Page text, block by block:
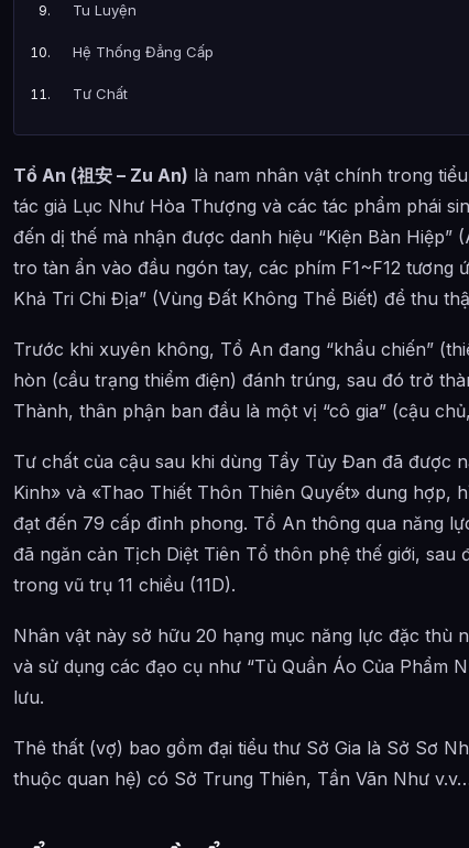
Tu Luyện
Hệ Thống Đẳng Cấp
Tư Chất
Công Pháp Tu Luyện:
Vật Phẩm
Quan hệ nhân mạch
Các Mối Quan Hệ Tình Cảm
Đồng Minh
Kẻ Thù
Trích dân kinh điển
Bài Viết Liên Quan
Câu Hỏi Thường Gặp
Tổ An là ai?
Cảnh giới tu luyện của Tổ An như thế nào?
Tổ An xuất hiện trong tác phẩm nào?
Các mối quan hệ quan trọng của Tổ An là gì?
Tổ An (祖安 – Zu An) là nam nhân vật chính trong
tác giả Lục Như Hòa Thượng và các tác phẩm phái
đến dị thế mà nhận được danh hiệu “Kiện Bàn
tro tàn ẩn vào đầu ngón tay, các phím F1~F12 tương
Khả Tri Chi Địa” (Vùng Đất Không Thể Biết) để thu
Trước khi xuyên không, Tổ An đang “khẩu chiến”
hòn (cầu trạng thiểm điện) đánh trúng, sau đó trở
Thành, thân phận ban đầu là một vị “cô gia” (cậu
Tư chất của cậu sau khi dùng Tẩy Tủy Đan đã được
Kinh» và «Thao Thiết Thôn Thiên Quyết» dung hợp,
đạt đến 79 cấp đỉnh phong. Tổ An thông qua năng
đã ngăn cản Tịch Diệt Tiên Tổ thôn phệ thế giới,
trong vũ trụ 11 chiều (11D).
Nhân vật này sở hữu 20 hạng mục năng lực đặc thù
và sử dụng các đạo cụ như “Tủ Quần Áo Của Phẩm
lưu.
Thê thất (vợ) bao gồm đại tiểu thư Sở Gia là Sở Sơ
thuộc quan hệ) có Sở Trung Thiên, Tần Vãn Như